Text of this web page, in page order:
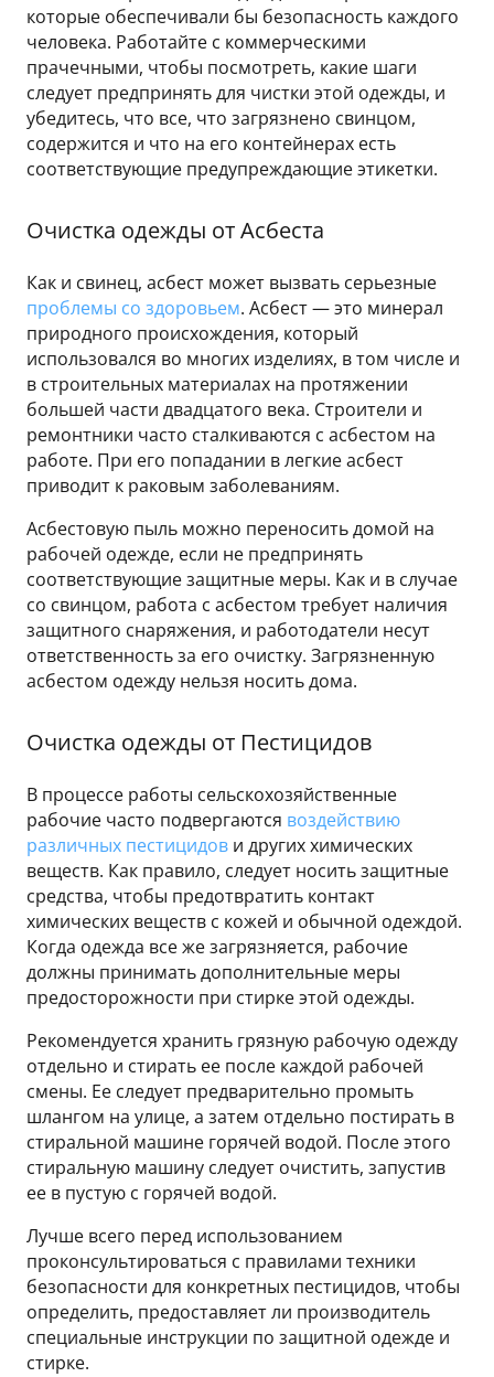
которые обеспечивали бы безопасность каждого
человека. Работайте с коммерческими
прачечными, чтобы посмотреть, какие шаги
следует предпринять для чистки этой одежды, и
убедитесь, что все, что загрязнено свинцом,
содержится и что на его контейнерах есть
соответствующие предупреждающие этикетки.
Очистка одежды от Асбеста
Как и свинец, асбест может вызвать серьезные
проблемы со здоровьем. Асбест — это минерал
природного происхождения, который
использовался во многих изделиях, в том числе и
в строительных материалах на протяжении
большей части двадцатого века. Строители и
ремонтники часто сталкиваются с асбестом на
работе. При его попадании в легкие асбест
приводит к раковым заболеваниям.
Асбестовую пыль можно переносить домой на
рабочей одежде, если не предпринять
соответствующие защитные меры. Как и в случае
со свинцом, работа с асбестом требует наличия
защитного снаряжения, и работодатели несут
ответственность за его очистку. Загрязненную
асбестом одежду нельзя носить дома.
Очистка одежды от Пестицидов
В процессе работы сельскохозяйственные
рабочие часто подвергаются воздействию
различных пестицидов и других химических
веществ. Как правило, следует носить защитные
средства, чтобы предотвратить контакт
химических веществ с кожей и обычной одеждой.
Когда одежда все же загрязняется, рабочие
должны принимать дополнительные меры
предосторожности при стирке этой одежды.
Рекомендуется хранить грязную рабочую одежду
отдельно и стирать ее после каждой рабочей
смены. Ее следует предварительно промыть
шлангом на улице, а затем отдельно постирать в
стиральной машине горячей водой. После этого
стиральную машину следует очистить, запустив
ее в пустую с горячей водой.
Лучше всего перед использованием
проконсультироваться с правилами техники
безопасности для конкретных пестицидов, чтобы
определить, предоставляет ли производитель
специальные инструкции по защитной одежде и
стирке.